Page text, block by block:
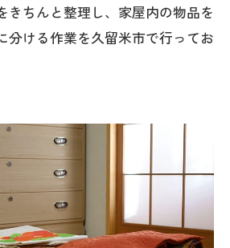
きちんと整理し、家屋内の物品を
分ける作業を久留米市で行ってお